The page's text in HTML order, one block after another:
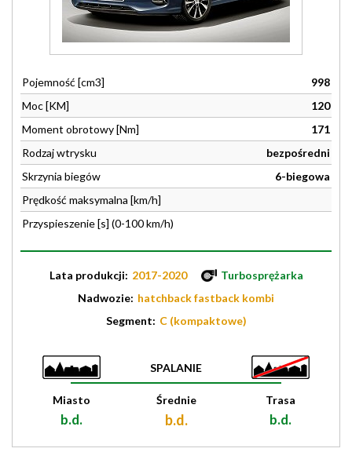
Pojemność [cm3]
998
Moc [KM]
120
Moment obrotowy [Nm]
171
Rodzaj wtrysku
bezpośredni
Skrzynia biegów
6-biegowa
Prędkość maksymalna [km/h]
Przyspieszenie [s] (0-100 km/h)
Lata produkcji: 2017-2020
Turbosprężarka
Nadwozie: hatchback fastback kombi
Segment: C (kompaktowe)
SPALANIE
Miasto
b.d.
Średnie
b.d.
Trasa
b.d.